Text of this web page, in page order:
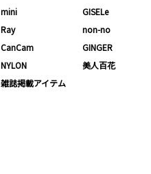
mini
GISELe
Ray
non-no
CanCam
GINGER
NYLON
美人百花
雑誌掲載アイテム